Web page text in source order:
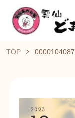
TOP 0000104087